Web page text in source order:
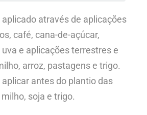
através de aplicações
café, cana-de-açúcar,
e aplicações terrestres e
arroz, pastagens e trigo.
antes do plantio das
soja e trigo.